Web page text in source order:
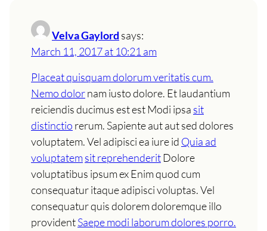
Velva Gaylord says:
March 11, 2017 at 10:21 am
Placeat quisquam dolorum veritatis cum.
Nemo dolornam iusto dolore. Et laudantium
reiciendis ducimus est est Modi ipsa sit
distinctio rerum. Sapiente aut aut sed dolores
voluptatem. Vel adipisci ea iure id Quia ad
voluptatemsit reprehenderitDolore
voluptatibus ipsum ex Enim quod cum
consequatur itaque adipisci voluptas. Vel
consequatur quis dolorem doloremque illo
providentSaepe modi laborum dolores porro.